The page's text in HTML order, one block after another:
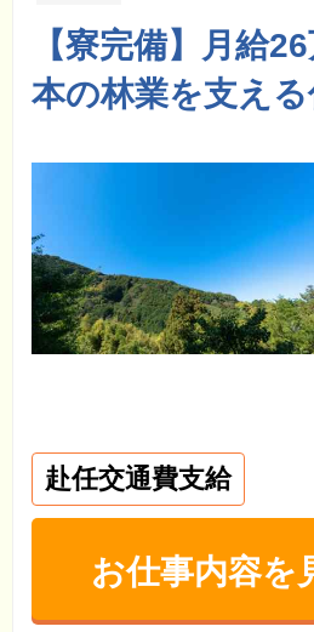
【寮完備】月給
本の林業を支える
赴任交通費支給
お仕事内容を